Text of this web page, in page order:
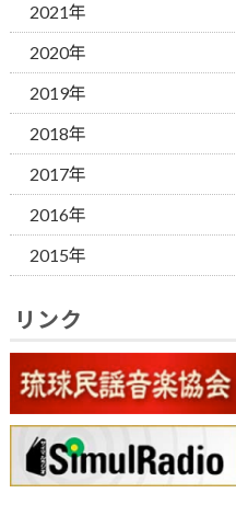
2021年
2020年
2019年
2018年
2017年
2016年
2015年
リンク